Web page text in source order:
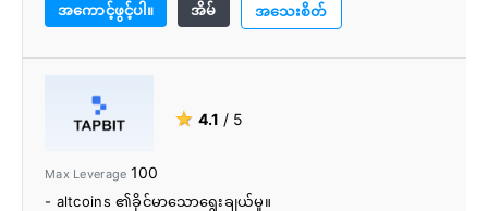
- fiat ဖြင့် crypto ကို ၀ ယ်နိုင်သည်။
- အတင်းအကြပ် KYC စစ်ဆေးမှုမရှိပါ။
အကောင့်ဖွင့်ပါ။ အိမ် အသေးစိတ်
★ 4.1 / 5
Max Leverage 100
- altcoins ၏ခိုင်မာသောရွေးချယ်မှု။